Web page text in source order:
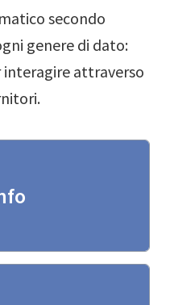
secondo
genere di dato:
interagire attraverso